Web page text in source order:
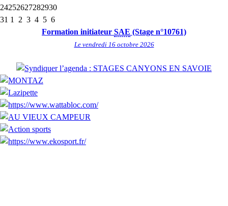
24252627282930
31 1 2 3 4 5 6
Formation initiateur SAE (Stage n°10761)
Le vendredi 16 octobre 2026